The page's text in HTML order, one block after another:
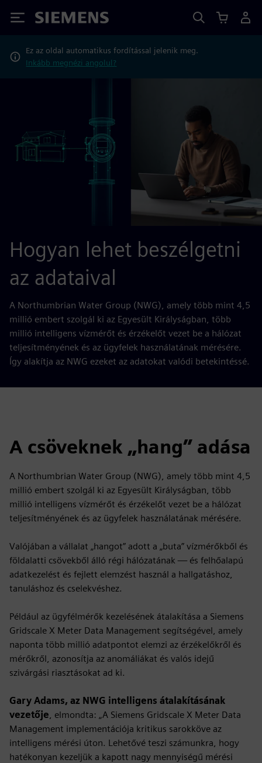
Siemens
Ez az oldal automatikus fordítással jelenik meg.
Inkább megnézi angolul?
Hogyan lehet beszélgetni
az adataival
A Northumbrian Water Group (NWG), amely több mint 4,5
millió embert szolgál ki az Egyesült Királyságban, több
millió intelligens vízmérőt és érzékelőt vezet be a hálózat
teljesítményének és az ügyfelek használatának mérésére.
Így alakítja az NWG ezeket az adatokat valódi betekintéssé.
A csöveknek „hang” adása
A Northumbrian Water Group (NWG), amely több mint 4,5
millió embert szolgál ki az Egyesült Királyságban, több
millió intelligens vízmérőt és érzékelőt vezet be a hálózat
teljesítményének és az ügyfelek használatának mérésére.
Valójában a vállalat „hangot” adott a „buta” vízmérőkből és
földalatti csövekből álló régi hálózatának — és felhőalapú
adatkezelést és fejlett elemzést használ a hallgatáshoz,
tanuláshoz és cselekvéshez.
Például az ügyfélmérők kezelésének átalakítása a Siemens
Gridscale X Meter Data Management segítségével, amely
naponta több millió adatpontot elemzi az érzékelőkről és
mérőkről, azonosítja az anomáliákat és valós idejű
szivárgási riasztásokat ad ki.
Gary Adams, az NWG intelligens átalakításának
vezetője, elmondta: „A Siemens Gridscale X Meter Data
Management implementációja kritikus sarokköve az
intelligens mérési úton. Lehetővé teszi számunkra, hogy
hatékonyan kezeljük a kapott nagy mennyiségű mérési